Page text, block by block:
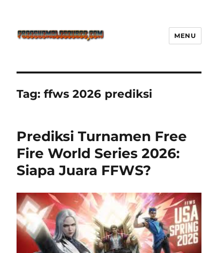
Defense Main Game Ini Pasti
Ketagihan!
MENU
Tag:ffws 2026 prediksi
Prediksi Turnamen Free
Fire World Series 2026:
Siapa Juara FFWS?